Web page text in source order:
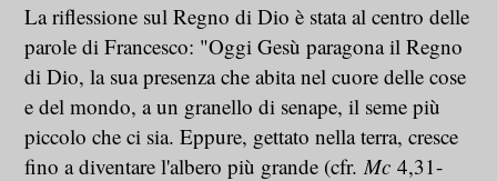
La riflessione sul Regno di Dio è stata al centro delle
parole di Francesco: "Oggi Gesù paragona il Regno
di Dio, la sua presenza che abita nel cuore delle cose
e del mondo, a un granello di senape, il seme più
piccolo che ci sia. Eppure, gettato nella terra, cresce
fino a diventare l'albero più grande (cfr. Mc4,31-